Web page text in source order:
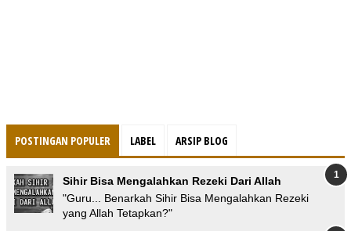
POSTINGAN POPULER LABEL ARSIP BLOG
Sihir Bisa Mengalahkan Rezeki Dari Allah
"Guru... Benarkah Sihir Bisa Mengalahkan Rezeki
yang Allah Tetapkan?"